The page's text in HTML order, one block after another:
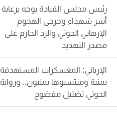
رئيس مجلس القيادة يوجه برعاية
أسر شهداء وجرحى الهجوم
الإرهابي الحوثي والرد الحازم على
مصدر التهديد
الإرياني: المعسكرات المستهدفة
يمنية ومنتسبوها يمنيون.. ورواية
الحوثي تضليل مفضوح